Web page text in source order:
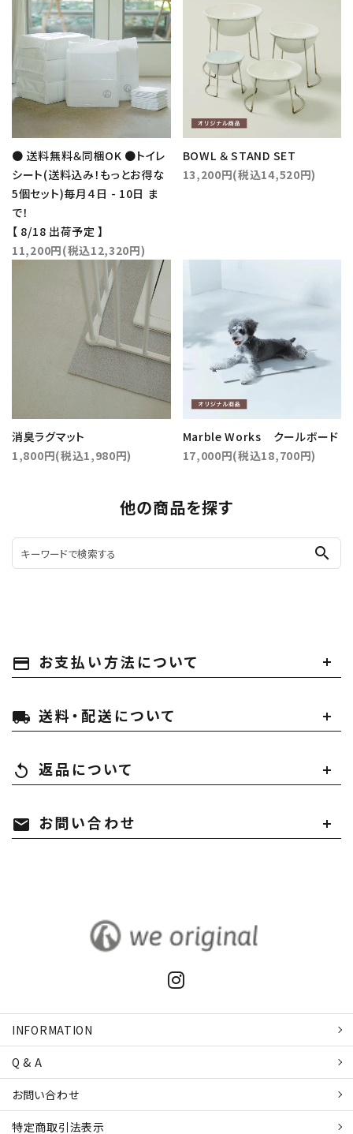
● 送料無料＆同梱OK ●トイレ
シート(送料込み！もっとお得な
5個セット)毎月４日 - 10日 ま
で！
【 8/18 出荷予定 】
11,200円(税込12,320円)
BOWL ＆ STAND SET
13,200円(税込14,520円)
消臭ラグマット
1,800円(税込1,980円)
Marble Works クールボード
17,000円(税込18,700円)
他の商品を探す
search
payment お支払い方法について
local_shipping 送料・配送について
replay 返品について
mail お問い合わせ
INFORMATION
Q & A
お問い合わせ
特定商取引法表示